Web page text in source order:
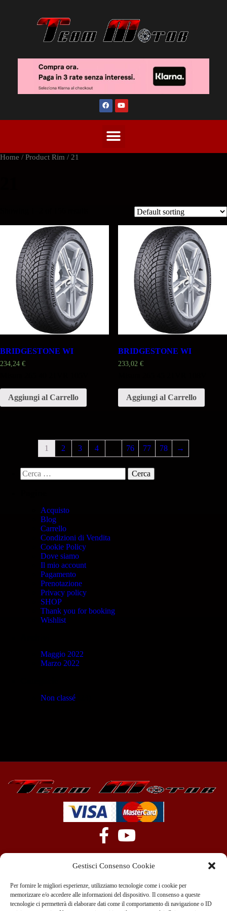
Gestisci Consenso Cookie
Per fornire le migliori esperienze, utilizziamo tecnologie come i cookie per
memorizzare e/o accedere alle informazioni del dispositivo. Il consenso a queste
tecnologie ci permetterà di elaborare dati come il comportamento di navigazione o ID
Home / Product Rim / 21
BRIDGESTONE WI
234,24 €
Aggiungi al Carrello
BRIDGESTONE WI
233,02 €
Aggiungi al Carrello
1 2 3 4 76 77 78 →
Acquisto
Blog
Carrello
Condizioni di Vendita
Cookie Policy
Dove siamo
Il mio account
Pagamento
Prenotazione
Privacy policy
SHOP
Thank you for booking
Wishlist
Maggio 2022
Marzo 2022
Non classé